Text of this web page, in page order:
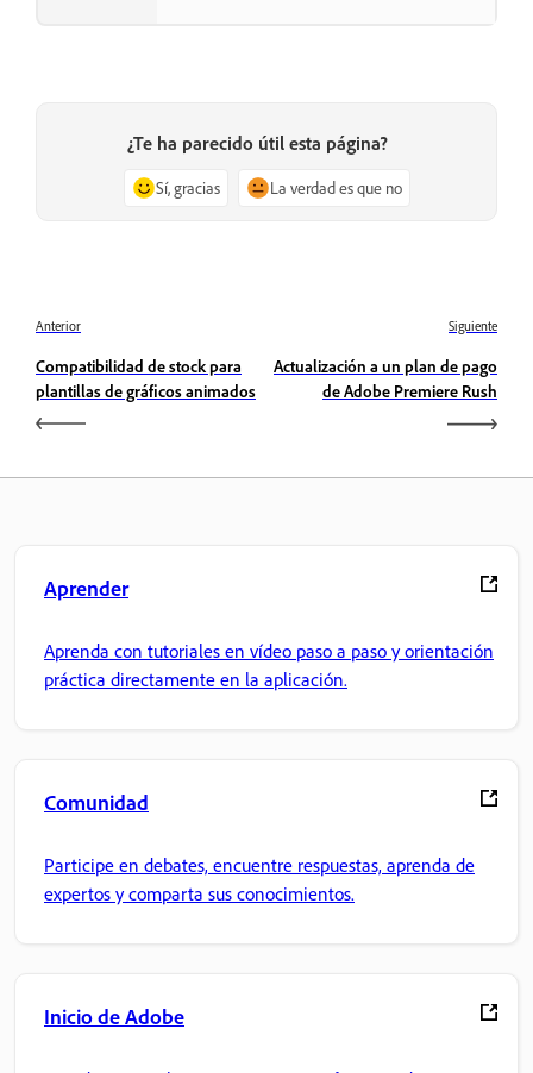
¿Te ha parecido útil esta página?
Sí, gracias La verdad es que no
Anterior
Compatibilidad de stock para
plantillas de gráficos animados
Siguiente
Actualización a un plan de pago
de Adobe Premiere Rush
Aprender
Aprenda con tutoriales en vídeo paso a paso y orientación
práctica directamente en la aplicación.
Comunidad
Participe en debates, encuentre respuestas, aprenda de
expertos y comparta sus conocimientos.
Inicio de Adobe